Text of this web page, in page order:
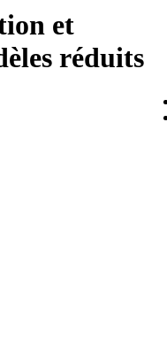
et
réduits